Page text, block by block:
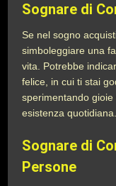
Sognare di
Se nel sogno
simboleggiare una
vita. Potrebbe
felice, in cui ti stai
sperimentando
esistenza quotidiana.
Sognare di
Persone